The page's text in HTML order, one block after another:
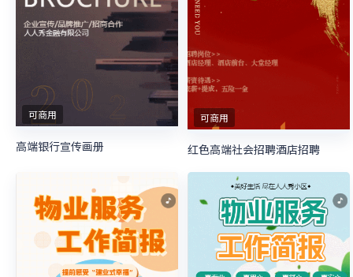
可商用
高端银行宣传画册
可商用
红色高端社会招聘酒店招聘